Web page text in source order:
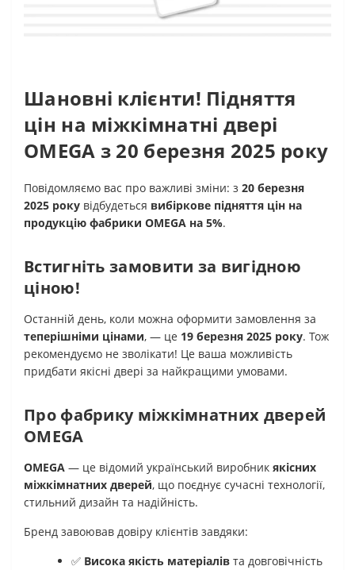
Шановні клієнти! Підняття
цін на міжкімнатні двері
OMEGA з 20 березня 2025 року
Повідомляємо вас про важливі зміни: з 20 березня
2025 року відбудеться вибіркове підняття цін на
продукцію фабрики OMEGA на 5%.
Встигніть замовити за вигідною
ціною!
Останній день, коли можна оформити замовлення за
теперішніми цінами, — це 19 березня 2025 року. Тож
рекомендуємо не зволікати! Це ваша можливість
придбати якісні двері за найкращими умовами.
Про фабрику міжкімнатних дверей
OMEGA
OMEGA — це відомий український виробник якісних
міжкімнатних дверей, що поєднує сучасні технології,
стильний дизайн та надійність.
Бренд завоював довіру клієнтів завдяки:
✅ Висока якість матеріалів та довговічність